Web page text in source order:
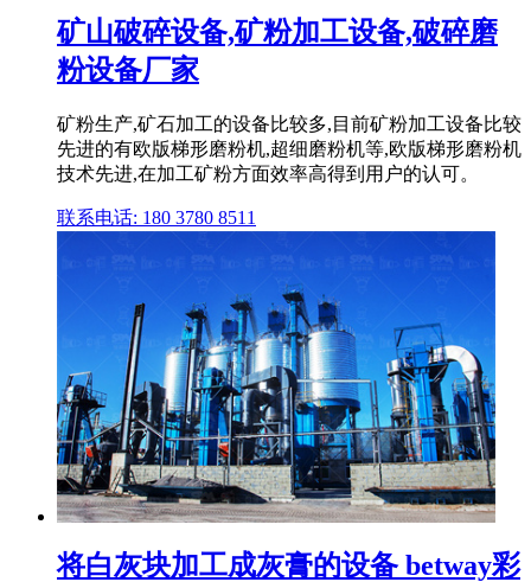
矿山破碎设备,矿粉加工设备,破碎磨
粉设备厂家
矿粉生产,矿石加工的设备比较多,目前矿粉加工设备比较
先进的有欧版梯形磨粉机,超细磨粉机等,欧版梯形磨粉机
技术先进,在加工矿粉方面效率高得到用户的认可。
联系电话: 180 3780 8511
将白灰块加工成灰膏的设备 betway彩